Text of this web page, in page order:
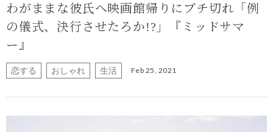
わがままな彼氏へ映画館帰りにブチ切れ「例
の儀式、決行させたろか!?」
『ミッドサマ
ー』
恋する おしゃれ 生活 Feb 25, 2021